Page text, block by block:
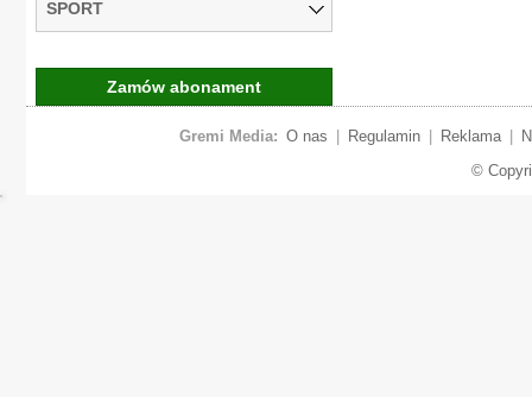
SPORT
Zamów abonament
Gremi Media: O nas Regulamin Reklama
©